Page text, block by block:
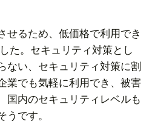
せるため、低価格で利用でき
た。セキュリティ対策とし
ない、セキュリティ対策に割
業でも気軽に利用でき、被害
国内のセキュリティレベルも
うです。